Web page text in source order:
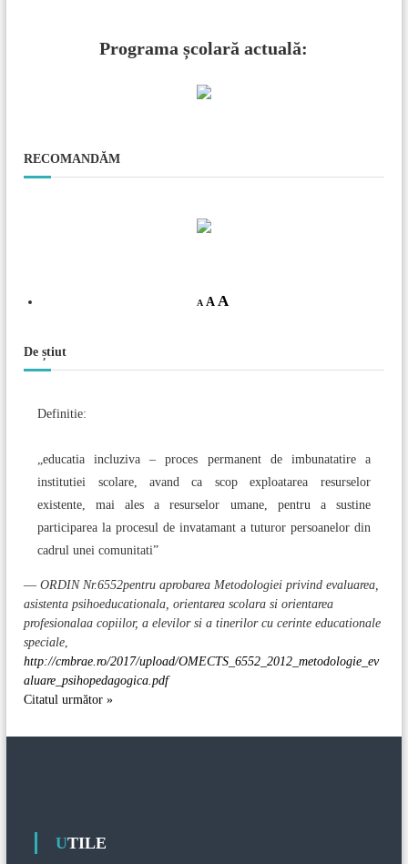
Programa școlară actuală:
RECOMANDĂM
A A A
De știut
Definitie:
„educatia incluziva – proces permanent de imbunatatire a
institutiei scolare, avand ca scop exploatarea resurselor
existente, mai ales a resurselor umane, pentru a sustine
participarea la procesul de invatamant a tuturor persoanelor din
cadrul unei comunitati”
—ORDIN Nr.6552pentru aprobarea Metodologiei privind evaluarea,
asistenta psihoeducationala, orientarea scolara si orientarea
profesionalaa copiilor, a elevilor si a tinerilor cu cerinte educationale
speciale,
http://cmbrae.ro/2017/upload/OMECTS_6552_2012_metodologie_ev
aluare_psihopedagogica.pdf
Citatul următor »
UTILE